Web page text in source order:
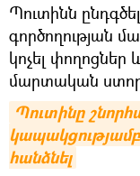
Պուտինն
գործողության
կոչել
մարտական
Պուտինը
հանձնել